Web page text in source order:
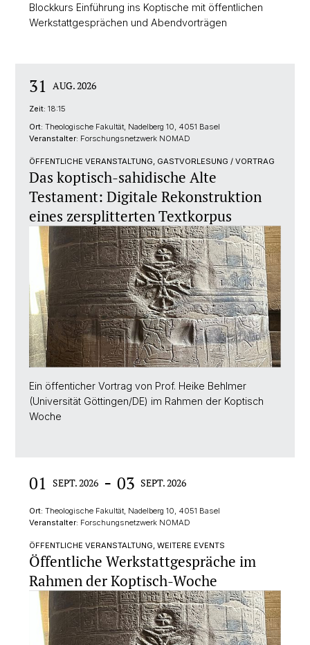
Blockkurs Einführung ins Koptische mit öffentlichen
Werkstattgesprächen und Abendvorträgen
31 AUG. 2026
Zeit: 18:15
Ort: Theologische Fakultät, Nadelberg 10, 4051 Basel
Veranstalter: Forschungsnetzwerk NOMAD
ÖFFENTLICHE VERANSTALTUNG, GASTVORLESUNG / VORTRAG
Das koptisch-sahidische Alte
Testament: Digitale Rekonstruktion
eines zersplitterten Textkorpus
Ein öffenticher Vortrag von Prof. Heike Behlmer
(Universität Göttingen/DE) im Rahmen der Koptisch
Woche
01 SEPT. 2026 - 03 SEPT. 2026
Ort: Theologische Fakultät, Nadelberg 10, 4051 Basel
Veranstalter: Forschungsnetzwerk NOMAD
ÖFFENTLICHE VERANSTALTUNG, WEITERE EVENTS
Öffentliche Werkstattgespräche im
Rahmen der Koptisch-Woche